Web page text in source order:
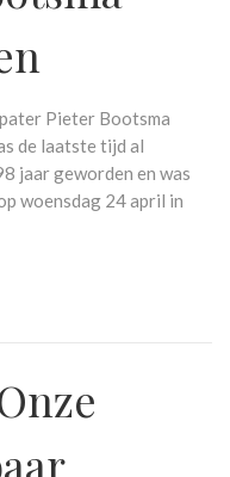
Pieter Bootsma
de laatste tijd al
jaar geworden en was
woensdag 24 april in